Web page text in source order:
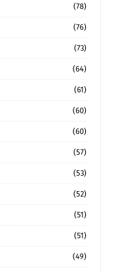
(78)
(76)
(73)
(64)
(61)
(60)
(60)
(57)
(53)
(52)
(51)
(51)
(49)